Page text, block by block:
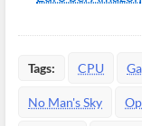
Tags: CPU
No Man's Sky